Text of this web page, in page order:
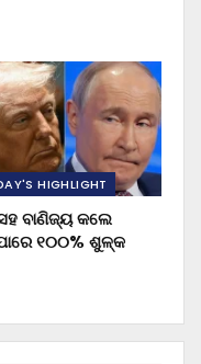
HIGHLIGHT
ବାଣିଜ୍ୟ କଲେ
୧୦୦% ଶୁଳ୍କ